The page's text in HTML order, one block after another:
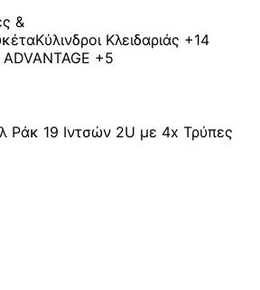
&
Κύλινδροι Κλειδαριάς +14
ADVANTAGE +5
Ράκ 19 Ιντσών 2U με 4x Τρύπες